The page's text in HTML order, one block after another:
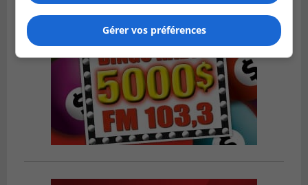
Gérer vos préférences